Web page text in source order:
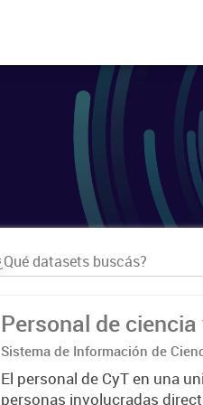
Personal de
Sistema de Información de
El personal de CyT en una
personas involucradas